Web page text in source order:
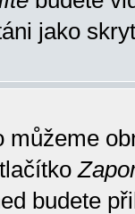
jako
můžeme
budete